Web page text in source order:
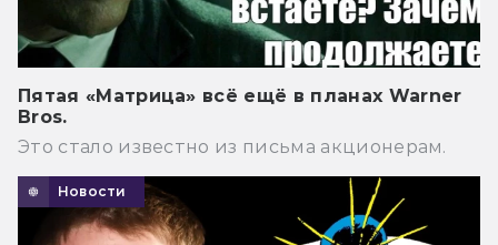
Пятая «Матрица» всё ещё в планах Warner
Bros.
Это стало известно из письма акционерам.
Новости